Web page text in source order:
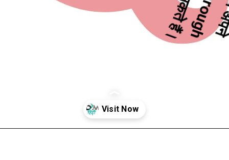
अपने वेबसाइट पर ट्रैफिक ले जा सकते हैं।